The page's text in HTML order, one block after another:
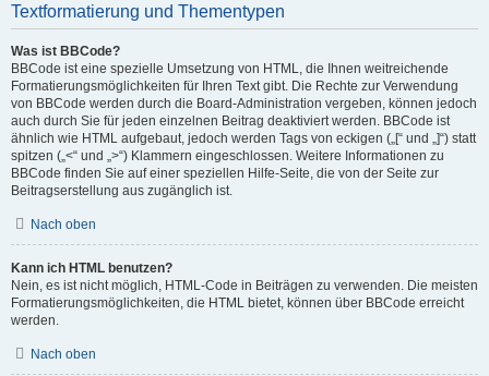
Textformatierung und Thementypen
Was ist BBCode?
BBCode ist eine spezielle Umsetzung von HTML, die Ihnen weitreichende
Formatierungsmöglichkeiten für Ihren Text gibt. Die Rechte zur Verwendung
von BBCode werden durch die Board-Administration vergeben, können jedoch
auch durch Sie für jeden einzelnen Beitrag deaktiviert werden. BBCode ist
ähnlich wie HTML aufgebaut, jedoch werden Tags von eckigen („[“ und „]“) statt
spitzen („<“ und „>“) Klammern eingeschlossen. Weitere Informationen zu
BBCode finden Sie auf einer speziellen Hilfe-Seite, die von der Seite zur
Beitragserstellung aus zugänglich ist.
Nach oben
Kann ich HTML benutzen?
Nein, es ist nicht möglich, HTML-Code in Beiträgen zu verwenden. Die meisten
Formatierungsmöglichkeiten, die HTML bietet, können über BBCode erreicht
werden.
Nach oben